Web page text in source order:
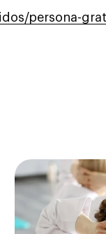
persona-